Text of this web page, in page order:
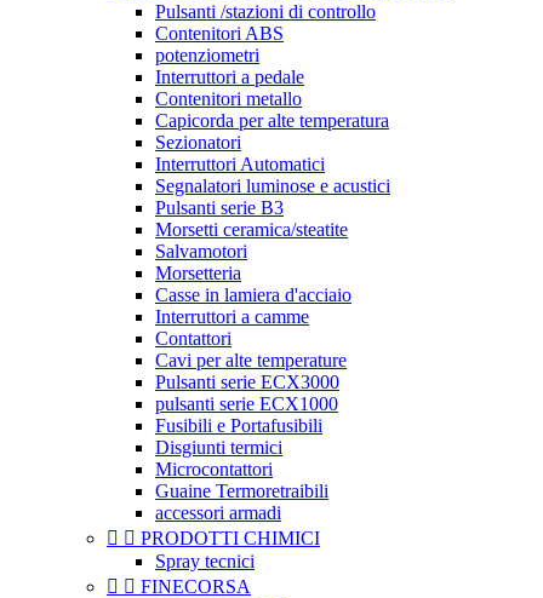
Pulsanti /stazioni di controllo
Contenitori ABS
potenziometri
Interruttori a pedale
Contenitori metallo
Capicorda per alte temperatura
Sezionatori
Interruttori Automatici
Segnalatori luminose e acustici
Pulsanti serie B3
Morsetti ceramica/steatite
Salvamotori
Morsetteria
Casse in lamiera d'acciaio
Interruttori a camme
Contattori
Cavi per alte temperature
Pulsanti serie ECX3000
pulsanti serie ECX1000
Fusibili e Portafusibili
Disgiunti termici
Microcontattori
Guaine Termoretraibili
accessori armadi
  PRODOTTI CHIMICI
Spray tecnici
  FINECORSA